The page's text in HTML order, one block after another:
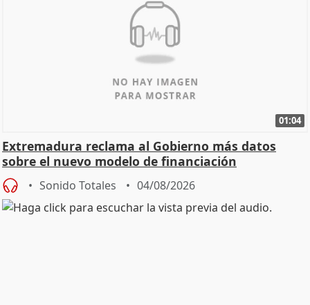
01:04
Extremadura reclama al Gobierno más datos
sobre el nuevo modelo de financiación
Sonido Totales 04/08/2026